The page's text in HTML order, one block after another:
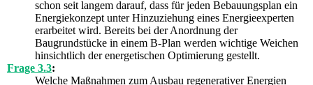
schon seit langem darauf, dass für jeden Bebauungsplan ein
Energiekonzept unter Hinzuziehung eines Energieexperten
erarbeitet wird. Bereits bei der Anordnung der
Baugrundstücke in einem B-Plan werden wichtige Weichen
hinsichtlich der energetischen Optimierung gestellt.
Frage 3.3:
Welche Maßnahmen zum Ausbau regenerativer Energien